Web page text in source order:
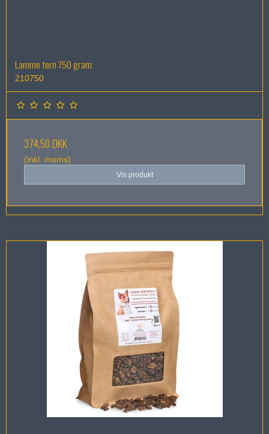
Lamme tern 750 gram
210750
374,50 DKK
(inkl. moms)
Vis produkt